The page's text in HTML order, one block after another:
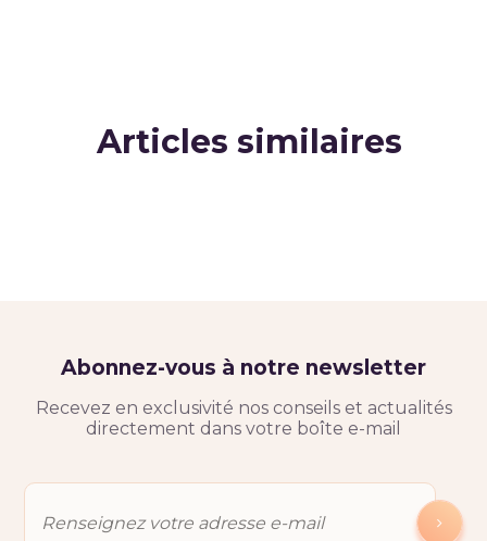
Articles similaires
Abonnez-vous à notre newsletter
Recevez en exclusivité nos conseils et actualités
directement dans votre boîte e-mail